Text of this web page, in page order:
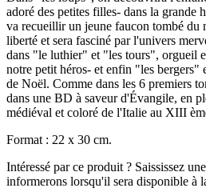
adoré des petites filles- dans la
va recueillir un jeune faucon tombé du
liberté et sera fasciné par l'univers
dans "le luthier" et "les tours", orgueil
notre petit héros- et enfin "les bergers"
de Noël. Comme dans les 6 premiers
dans une BD à saveur d'Évangile, en
médiéval et coloré de l'Italie au XIII
Format : 22 x 30 cm.
Intéressé par ce produit ? Saississez
informerons lorsqu'il sera disponible à